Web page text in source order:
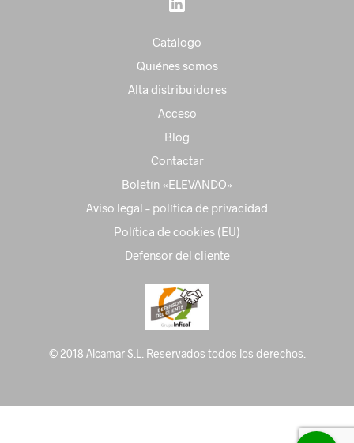
Catálogo
Quiénes somos
Alta distribuidores
Acceso
Blog
Contactar
Boletín «ELEVANDO»
Aviso legal – política de privacidad
Política de cookies (EU)
Defensor del cliente
© 2018 Alcamar S.L. Reservados todos los derechos.